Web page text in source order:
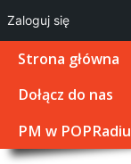
Strona główna
Dołącz do nas
PM w POPRadiu
Zaloguj się